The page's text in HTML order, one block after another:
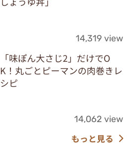
14,319 view
「味ぽん大さじ2」だけでO
K！丸ごとピーマンの肉巻きレ
シピ
14,062 view
もっと見る